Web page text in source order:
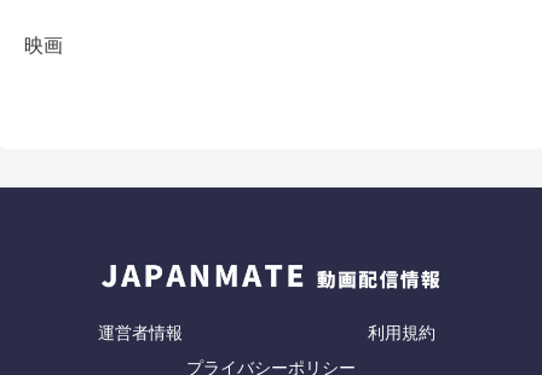
映画
運営者情報
利用規約
プライバシーポリシー